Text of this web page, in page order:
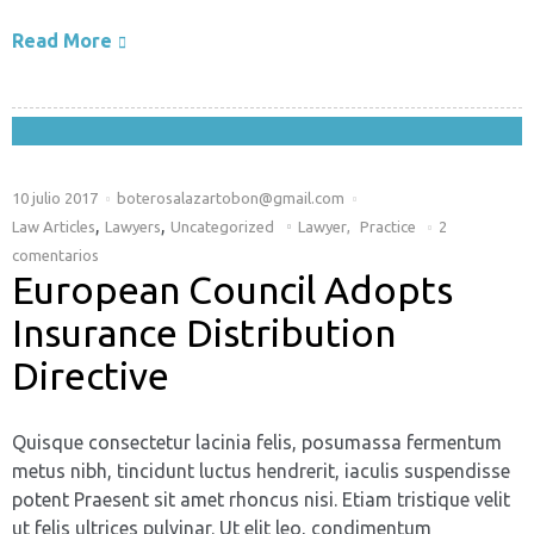
Read More
10 julio 2017
boterosalazartobon@gmail.com
Law Articles, Lawyers, Uncategorized Lawyer, Practice
2
comentarios
European Council Adopts
Insurance Distribution
Directive
Quisque consectetur lacinia felis, posumassa fermentum
metus nibh, tincidunt luctus hendrerit, iaculis suspendisse
potent Praesent sit amet rhoncus nisi. Etiam tristique velit
ut felis ultrices pulvinar. Ut elit leo, condimentum